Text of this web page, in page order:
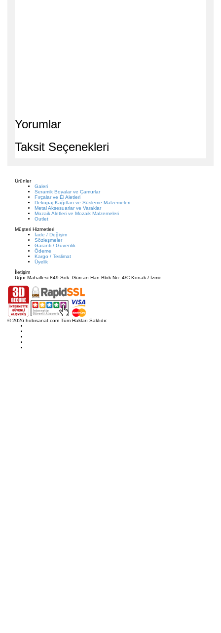
Yorumlar
Taksit Seçenekleri
Ürünler
Galeri
Seramik Boyalar ve Çamurlar
Fırçalar ve El Aletleri
Dekupaj Kağıtları ve Süsleme Malzemeleri
Metal Aksesuarlar ve Varaklar
Mozaik Aletleri ve Mozaik Malzemeleri
Outlet
Müşteri Hizmetleri
İade / Değişim
Sözleşmeler
Garanti / Güvenlik
Ödeme
Kargo / Teslimat
Üyelik
İletişim
Uğur Mahallesi 849 Sok. Gürcan Han Blok No: 4/C Konak / İzmir
© 2026 hobisanat.com Tüm Hakları Saklıdır.